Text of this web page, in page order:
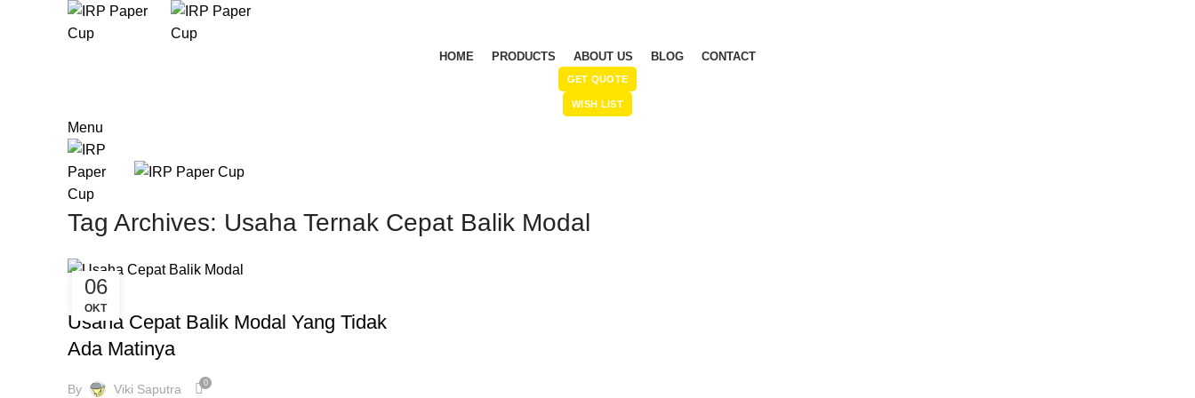
HOME PRODUCTS ABOUT US BLOG CONTACT
GET QUOTE
WISH LIST
Menu
Tag Archives: Usaha Ternak Cepat Balik Modal
06
OKT
BLOG
Usaha Cepat Balik Modal Yang Tidak
Ada Matinya
By Viki Saputra 0